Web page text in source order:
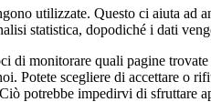
utilizzate. Questo ci aiuta ad
statistica, dopodiché i dati
monitorare quali pagine
Potete scegliere di accettare o
potrebbe impedirvi di sfruttare